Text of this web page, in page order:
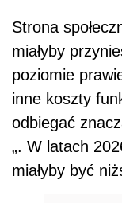
Strona
miałyby
poziomie
inne koszty
odbiegać
„. W latach
miałyby być